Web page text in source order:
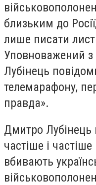
близьким до
лише писати
Уповноважений
Лубінець
телемарафону,
правда».
Дмитро Лубінець
частіше і частіше
вбивають